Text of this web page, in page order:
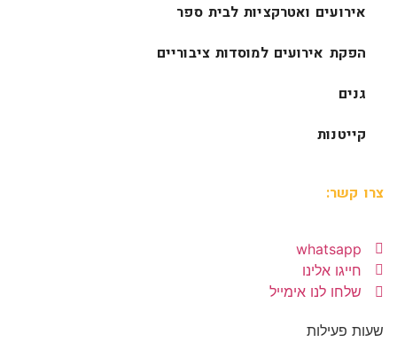
אירועים ואטרקציות לבית ספר
הפקת אירועים למוסדות ציבוריים
גנים
קייטנות
צרו קשר:
whatsapp
חייגו אלינו
שלחו לנו אימייל
שעות פעילות